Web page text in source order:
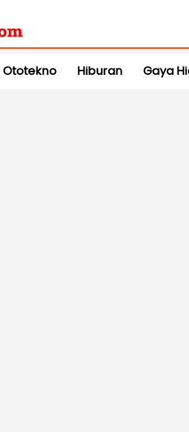
Ototekno Hiburan Gaya